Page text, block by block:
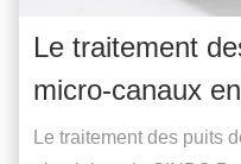
Le traitement
micro-canaux
SINBO
Le traitement des puits